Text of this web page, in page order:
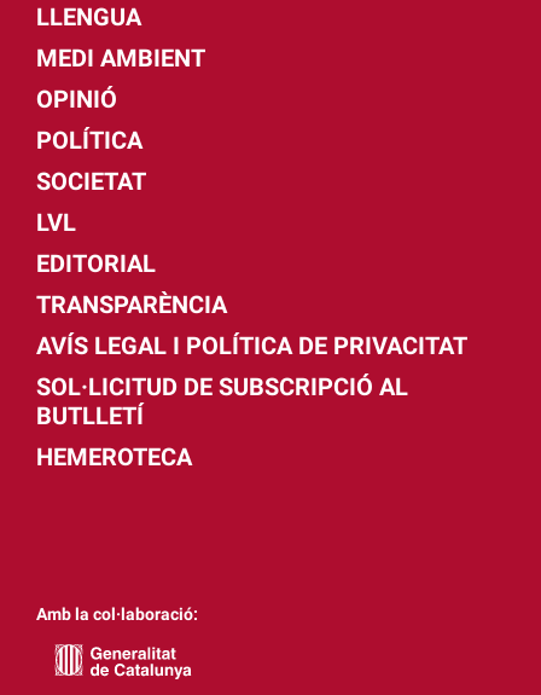
LLENGUA
MEDI AMBIENT
OPINIÓ
POLÍTICA
SOCIETAT
LVL
EDITORIAL
TRANSPARÈNCIA
AVÍS LEGAL I POLÍTICA DE PRIVACITAT
SOL·LICITUD DE SUBSCRIPCIÓ AL
BUTLLETÍ
HEMEROTECA
Amb la col·laboració: